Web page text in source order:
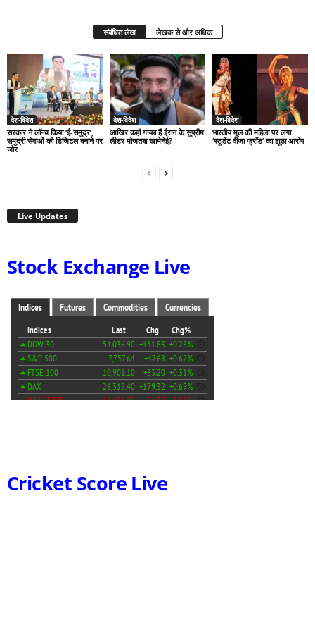
संबंधित लेख लेखक से और अधिक
देश-विदेश
सरकार ने लॉन्च किया ‘ई-समुद्र’,
समुद्री सेवाओं को डिजिटल बनाने पर
जोर
देश-विदेश
आखिर कहां गायब हैं ईरान के सुप्रीम
लीडर मोजतबा खामेनेई?
देश-विदेश
भारतीय मूल की महिला पर लगा
‘स्टूडेंट वीजा फ्रॉड’ का झूठा आरोप
Live Updates
Stock Exchange Live
Cricket Score Live